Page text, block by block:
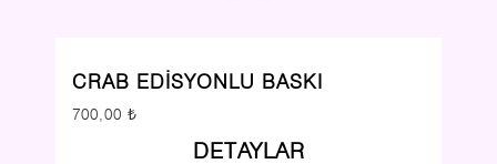
CRAB EDİSYONLU BASKI
700,00 ₺
DETAYLAR